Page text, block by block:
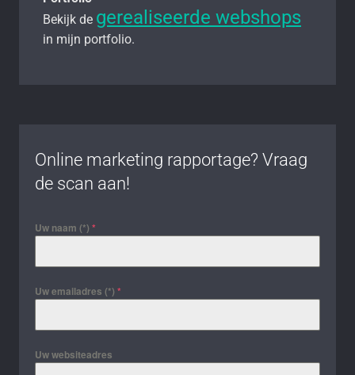
Bekijk de gerealiseerde webshops
in mijn portfolio.
Online marketing rapportage? Vraag
de scan aan!
Uw naam (*) *
Uw emailadres (*) *
Uw websiteadres